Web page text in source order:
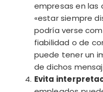
empresas en las
«estar siempre
podría verse
fiabilidad o de
puede tener un
de dichos
Evita